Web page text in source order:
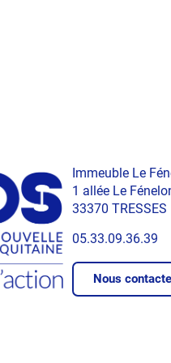
Immeuble Le
1 allée Le
33370 TRESSES
05.33.09.36.39
Nous